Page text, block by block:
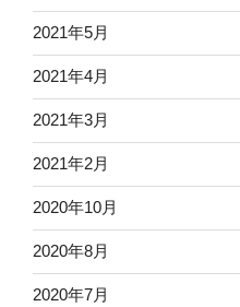
2021年5月
2021年4月
2021年3月
2021年2月
2020年10月
2020年8月
2020年7月